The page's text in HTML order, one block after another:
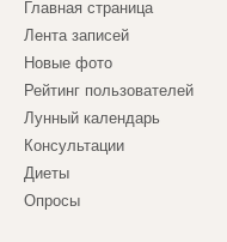
Главная страница
Лента записей
Новые фото
Рейтинг пользователей
Лунный календарь
Консультации
Диеты
Опросы